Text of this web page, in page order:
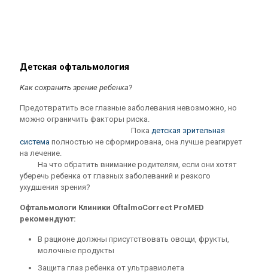
Детская офтальмология
Как сохранить зрение ребенка?
Предотвратить все глазные заболевания невозможно, но
можно ограничить факторы риска.
Пока детская зрительная
система полностью не сформирована, она лучше реагирует
на лечение.
На что обратить внимание родителям, если они хотят
уберечь ребенка от глазных заболеваний и резкого
ухудшения зрения?
Офтальмологи Клиники OftalmoCorrect ProMED
рекомендуют:
В рационе должны присутствовать овощи, фрукты,
молочные продукты
Защита глаз ребенка от ультравиолета